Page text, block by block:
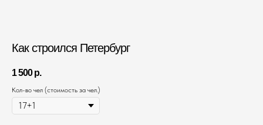
Как строился Петербург
1 500 р.
Кол-во чел (стоимость за чел.)